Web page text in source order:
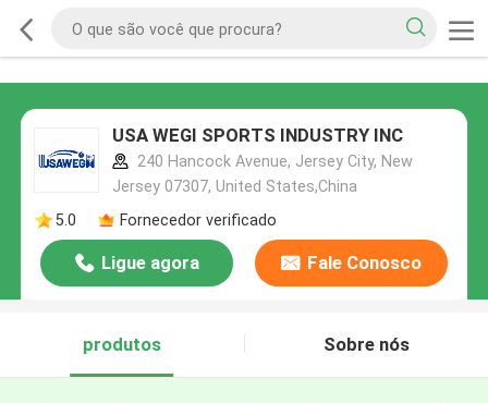
USA WEGI SPORTS INDUSTRY INC
240 Hancock Avenue, Jersey City, New
Jersey 07307, United States,China
5.0
Fornecedor verificado
Ligue agora Fale Conosco
produtos Sobre nós